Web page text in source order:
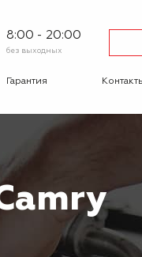
8:00 - 20:00
без выходных
Гарантия
Отзывы